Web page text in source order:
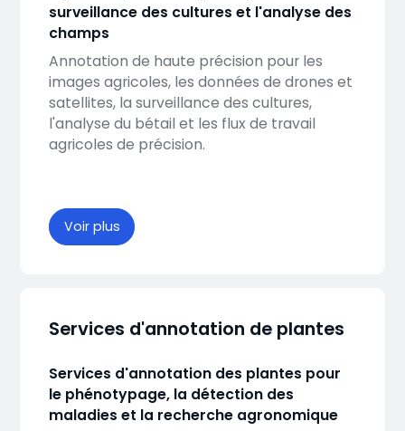
surveillance des cultures et l'analyse des
champs
Annotation de haute précision pour les
images agricoles, les données de drones et
satellites, la surveillance des cultures,
l'analyse du bétail et les flux de travail
agricoles de précision.
Voir plus
Services d'annotation de plantes
Services d'annotation des plantes pour
le phénotypage, la détection des
maladies et la recherche agronomique